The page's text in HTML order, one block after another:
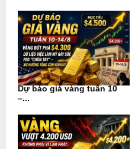
Dự báo giá vàng tuần 10
–...